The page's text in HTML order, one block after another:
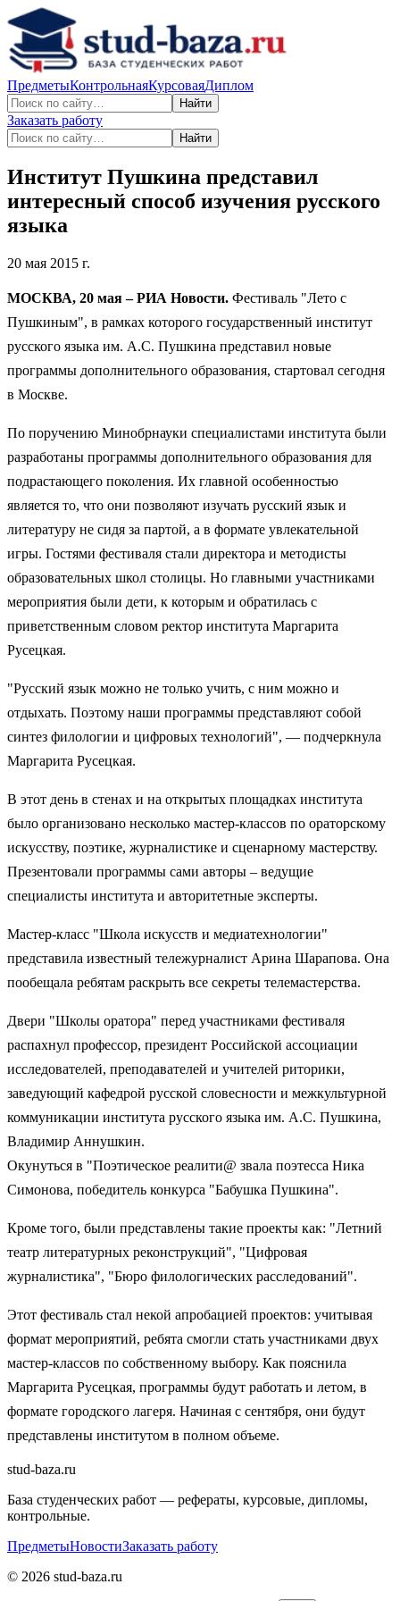
ПредметыКонтрольнаяКурсоваяДиплом
Найти
Заказать работу
Найти
Институт Пушкина представил
интересный способ изучения русского
языка
20 мая 2015 г.
МОСКВА, 20 мая – РИА Новости. Фестиваль "Лето с
Пушкиным", в рамках которого государственный институт
русского языка им. А.С. Пушкина представил новые
программы дополнительного образования, стартовал сегодня
в Москве.
По поручению Минобрнауки специалистами института были
разработаны программы дополнительного образования для
подрастающего поколения. Их главной особенностью
является то, что они позволяют изучать русский язык и
литературу не сидя за партой, а в формате увлекательной
игры. Гостями фестиваля стали директора и методисты
образовательных школ столицы. Но главными участниками
мероприятия были дети, к которым и обратилась с
приветственным словом ректор института Маргарита
Русецкая.
"Русский язык можно не только учить, с ним можно и
отдыхать. Поэтому наши программы представляют собой
синтез филологии и цифровых технологий", — подчеркнула
Маргарита Русецкая.
В этот день в стенах и на открытых площадках института
было организовано несколько мастер-классов по ораторскому
искусству, поэтике, журналистике и сценарному мастерству.
Презентовали программы сами авторы – ведущие
специалисты института и авторитетные эксперты.
Мастер-класс "Школа искусств и медиатехнологии"
представила известный тележурналист Арина Шарапова. Она
пообещала ребятам раскрыть все секреты телемастерства.
Двери "Школы оратора" перед участниками фестиваля
распахнул профессор, президент Российской ассоциации
исследователей, преподавателей и учителей риторики,
заведующий кафедрой русской словесности и межкультурной
коммуникации института русского языка им. А.С. Пушкина,
Владимир Аннушкин.
Окунуться в "Поэтическое реалити@ звала поэтесса Ника
Симонова, победитель конкурса "Бабушка Пушкина".
Кроме того, были представлены такие проекты как: "Летний
театр литературных реконструкций", "Цифровая
журналистика", "Бюро филологических расследований".
Этот фестиваль стал некой апробацией проектов: учитывая
формат мероприятий, ребята смогли стать участниками двух
мастер-классов по собственному выбору. Как пояснила
Маргарита Русецкая, программы будут работать и летом, в
формате городского лагеря. Начиная с сентября, они будут
представлены институтом в полном объеме.
stud-baza.ru
База студенческих работ — рефераты, курсовые, дипломы,
контрольные.
ПредметыНовостиЗаказать работу
© 2026 stud-baza.ru